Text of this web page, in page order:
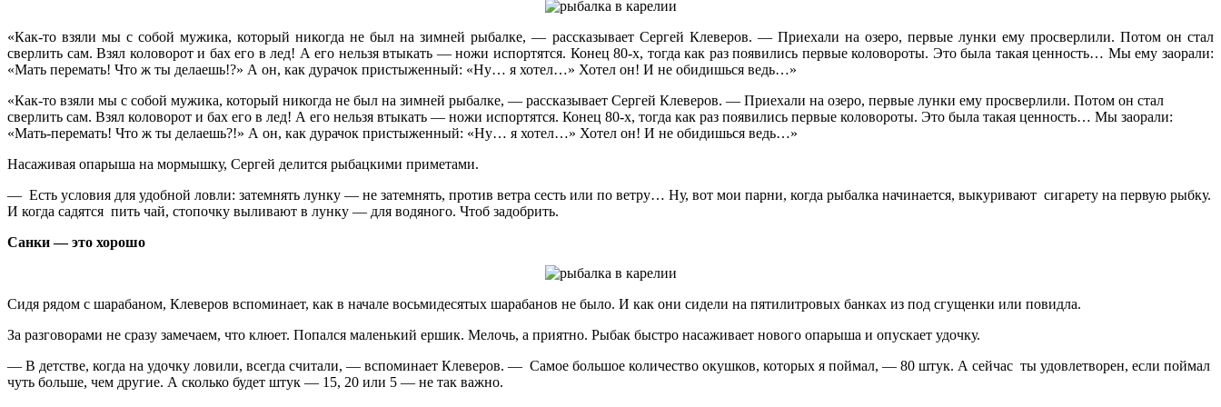
«Как-то взяли мы с собой мужика, который никогда не был на зимней рыбалке, — рассказывает Сергей Клеверов. — Приехали на озеро, первые лунки ему просверлили. Потом он стал
сверлить сам. Взял коловорот и бах его в лед! А его нельзя втыкать — ножи испортятся. Конец 80-х, тогда как раз появились первые коловороты. Это была такая ценность… Мы ему заорали:
«Мать перемать! Что ж ты делаешь!?» А он, как дурачок пристыженный: «Ну… я хотел…» Хотел он! И не обидишься ведь…»
«Как-то взяли мы с собой мужика, который никогда не был на зимней рыбалке, — рассказывает Сергей Клеверов. — Приехали на озеро, первые лунки ему просверлили. Потом он стал
сверлить сам. Взял коловорот и бах его в лед! А его нельзя втыкать — ножи испортятся. Конец 80-х, тогда как раз появились первые коловороты. Это была такая ценность… Мы заорали:
«Мать-перемать! Что ж ты делаешь?!» А он, как дурачок пристыженный: «Ну… я хотел…» Хотел он! И не обидишься ведь…»
Насаживая опарыша на мормышку, Сергей делится рыбацкими приметами.
— Есть условия для удобной ловли: затемнять лунку — не затемнять, против ветра сесть или по ветру… Ну, вот мои парни, когда рыбалка начинается, выкуривают сигарету на первую рыбку.
И когда садятся пить чай, стопочку выливают в лунку — для водяного. Чтоб задобрить.
Санки — это хорошо
Сидя рядом с шарабаном, Клеверов вспоминает, как в начале восьмидесятых шарабанов не было. И как они сидели на пятилитровых банках из под сгущенки или повидла.
За разговорами не сразу замечаем, что клюет. Попался маленький ершик. Мелочь, а приятно. Рыбак быстро насаживает нового опарыша и опускает удочку.
— В детстве, когда на удочку ловили, всегда считали, — вспоминает Клеверов. — Самое большое количество окушков, которых я поймал, — 80 штук. А сейчас ты удовлетворен, если поймал
чуть больше, чем другие. А сколько будет штук — 15, 20 или 5 — не так важно.